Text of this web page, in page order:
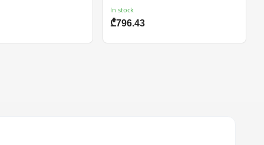
In stock
₾796.43